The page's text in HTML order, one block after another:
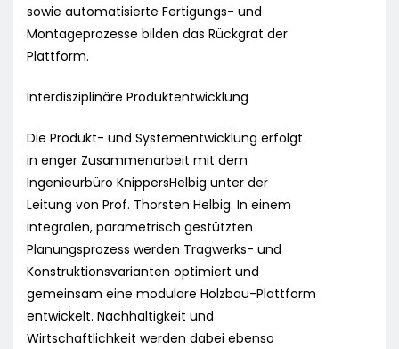
sowie automatisierte Fertigungs- und
Montageprozesse bilden das Rückgrat der
Plattform.
Interdisziplinäre Produktentwicklung
Die Produkt- und Systementwicklung erfolgt
in enger Zusammenarbeit mit dem
Ingenieurbüro KnippersHelbig unter der
Leitung von Prof. Thorsten Helbig. In einem
integralen, parametrisch gestützten
Planungsprozess werden Tragwerks- und
Konstruktionsvarianten optimiert und
gemeinsam eine modulare Holzbau-Plattform
entwickelt. Nachhaltigkeit und
Wirtschaftlichkeit werden dabei ebenso